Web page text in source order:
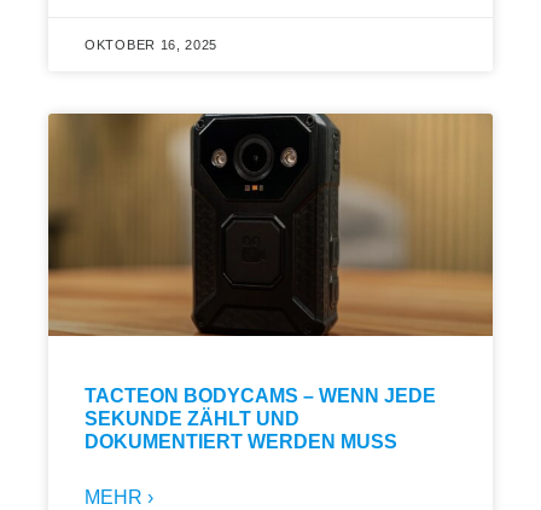
OKTOBER 16, 2025
TACTEON BODYCAMS – WENN JEDE
SEKUNDE ZÄHLT UND
DOKUMENTIERT WERDEN MUSS
MEHR ›